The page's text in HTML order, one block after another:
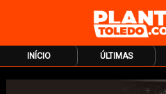
INÍCIO ÚLTIMAS